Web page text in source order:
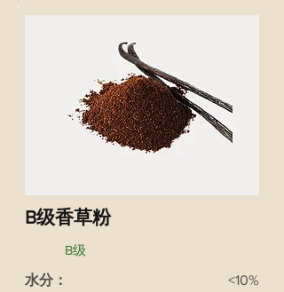
B级香草粉
B级
水分：
<10%